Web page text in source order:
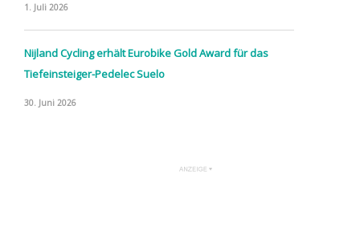
1. Juli 2026
Nijland Cycling erhält Eurobike Gold Award für das
Tiefeinsteiger-Pedelec Suelo
30. Juni 2026